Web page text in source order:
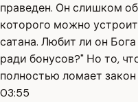
праведен. Он слишком
которого можно
сатана. Любит ли он
ради бонусов?" Но то,
полностью ломает
03:55